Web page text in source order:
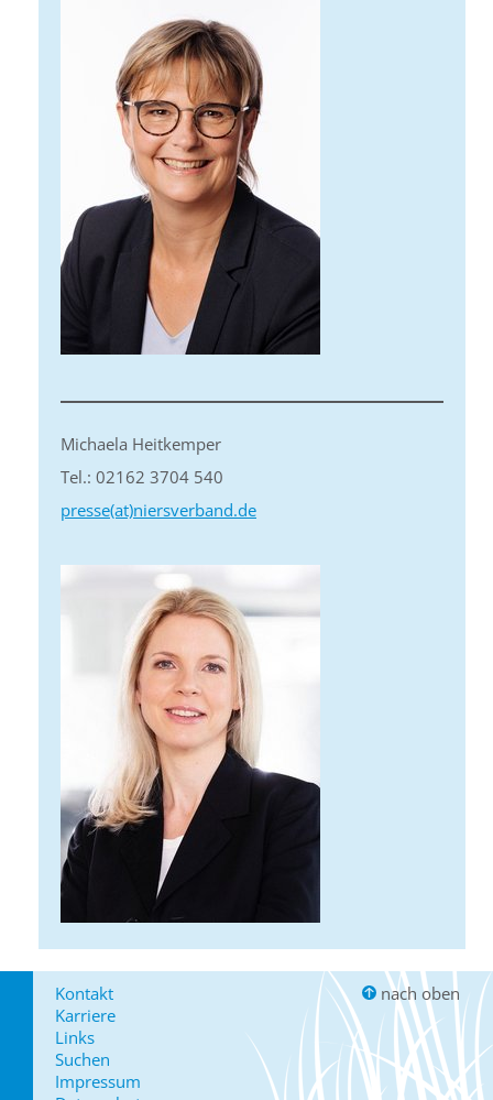
Michaela Heitkemper
Tel.: 02162 3704 540
presse(at)niersverband.de
Kontakt
Karriere
Links
Suchen
Impressum
nach oben